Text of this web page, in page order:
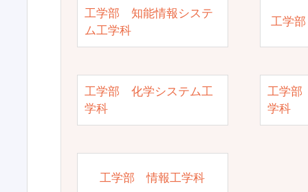
工学部 知能情報システ
ム工学科
工学
工学部 化学システム工
学科
工学部
学科
工学部 情報工学科